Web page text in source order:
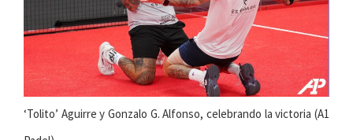
‘Tolito’ Aguirre y Gonzalo G. Alfonso, celebrando la victoria (A1